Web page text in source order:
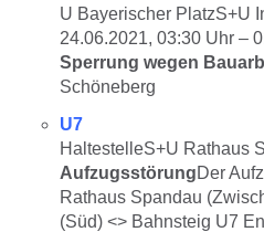
U Bayerischer PlatzS+U
24.06.2021, 03:30 Uhr –
Sperrung wegen
Schöneberg
U7
HaltestelleS+U Rathaus
AufzugsstörungDer
Rathaus Spandau
(Süd) <> Bahnsteig U7